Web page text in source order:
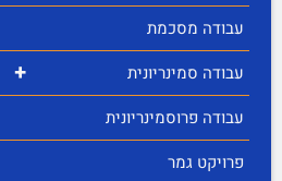
עבודה מסכמת
+
עבודה סמינריונית
עבודה פרוסמינריונית
פרויקט גמר